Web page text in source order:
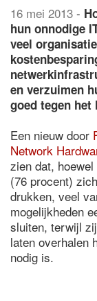
16 mei 2013 -
hun onnodige
veel
en verzuimen
goed tegen
Een nieuw door
Network
zien dat,
(76 procent)
drukken, veel
mogelijkheden
sluiten, terwijl
laten overhalen
nodig is.